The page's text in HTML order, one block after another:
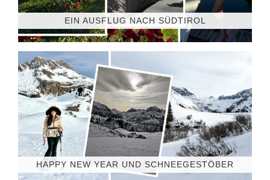
EIN AUSFLUG NACH SÜDTIROL
HAPPY NEW YEAR UND SCHNEEGESTÖBER